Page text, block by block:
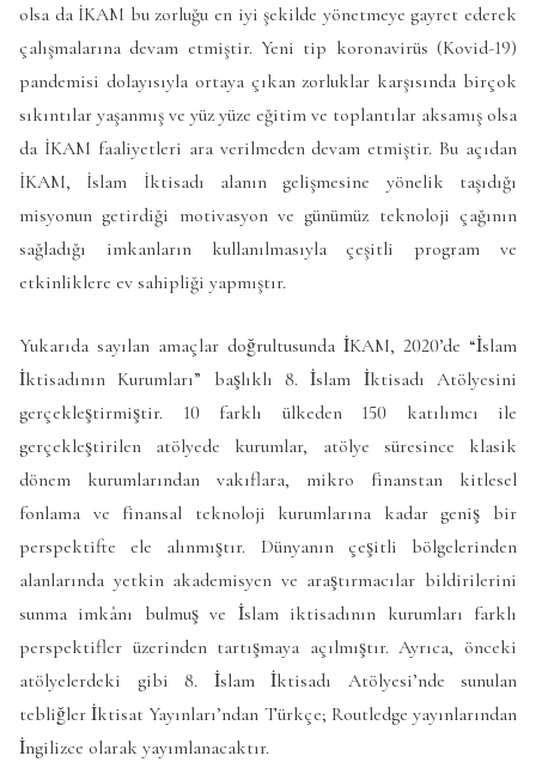
olsa da İKAM bu zorluğu en iyi şekilde yönetmeye gayret ederek
çalışmalarına devam etmiştir. Yeni tip koronavirüs (Kovid-19)
pandemisi dolayısıyla ortaya çıkan zorluklar karşısında birçok
sıkıntılar yaşanmış ve yüz yüze eğitim ve toplantılar aksamış olsa
da İKAM faaliyetleri ara verilmeden devam etmiştir. Bu açıdan
İKAM, İslam İktisadı alanın gelişmesine yönelik taşıdığı
misyonun getirdiği motivasyon ve günümüz teknoloji çağının
sağladığı imkanların kullanılmasıyla çeşitli program ve
etkinliklere ev sahipliği yapmıştır.
Yukarıda sayılan amaçlar doğrultusunda İKAM, 2020’de “İslam
İktisadının Kurumları” başlıklı 8. İslam İktisadı Atölyesini
gerçekleştirmiştir. 10 farklı ülkeden 150 katılımcı ile
gerçekleştirilen atölyede kurumlar, atölye süresince klasik
dönem kurumlarından vakıflara, mikro finanstan kitlesel
fonlama ve finansal teknoloji kurumlarına kadar geniş bir
perspektifte ele alınmıştır. Dünyanın çeşitli bölgelerinden
alanlarında yetkin akademisyen ve araştırmacılar bildirilerini
sunma imkânı bulmuş ve İslam iktisadının kurumları farklı
perspektifler üzerinden tartışmaya açılmıştır. Ayrıca, önceki
atölyelerdeki gibi 8. İslam İktisadı Atölyesi’nde sunulan
tebliğler İktisat Yayınları’ndan Türkçe; Routledge yayınlarından
İngilizce olarak yayımlanacaktır.